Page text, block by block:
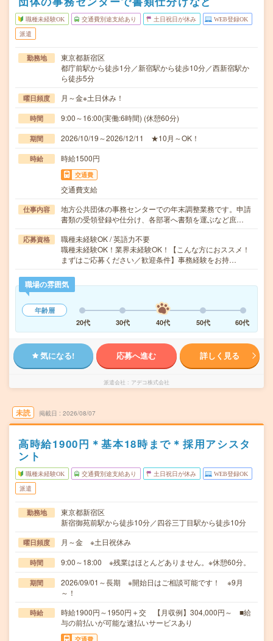
職種未経験OK 交通費別途支給あり 土日祝日が休み WEB登録OK
派遣
勤務地
東京都新宿区
都庁前駅から徒歩1分／新宿駅から徒歩10分／西新宿駅か
ら徒歩5分
曜日頻度 月～金※土日休み！
時間 9:00～16:00(実働:6時間) (休憩60分)
期間 2026/10/19～2026/12/11 ★10月～OK！
時給 時給1500円
交通費
交通費支給
仕事内容
地方公共団体の事務センターでの年末調整業務です。申請
書類の受領登録や仕分け、各部署へ書類を運ぶなど庶…
応募資格
職種未経験OK / 英語力不要
職種未経験OK！業界未経験OK！【こんな方におススメ！
まずはご応募ください／歓迎条件】事務経験をお持…
職場の雰囲気
年齢層
20代
30代 40代 50代 60代
気になる! 応募へ進む 詳しく見る
派遣会社 アデコ株式会社
未読 掲載日 2026/08/07
高時給1900円＊基本18時まで＊採用アシスタ
ント
職種未経験OK 交通費別途支給あり 土日祝日が休み WEB登録OK
派遣
勤務地
東京都新宿区
新宿御苑前駅から徒歩10分／四谷三丁目駅から徒歩10分
曜日頻度 月～金 ※土日祝休み
時間 9:00～18:00 ※残業はほとんどありません。※休憩60分。
期間
2026/09/01～長期 ※開始日はご相談可能です！ ※9月
～！
時給
時給1900円～1950円＋交 【月収例】304,000円～ ■給
与の前払いが可能な速払いサービスあり
交通費